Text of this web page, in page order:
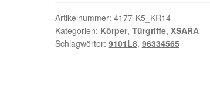
Artikelnummer: 4177-K5_KR14
Kategorien: Körper, Türgriffe, XSARA
Schlagwörter: 9101L8, 96334565